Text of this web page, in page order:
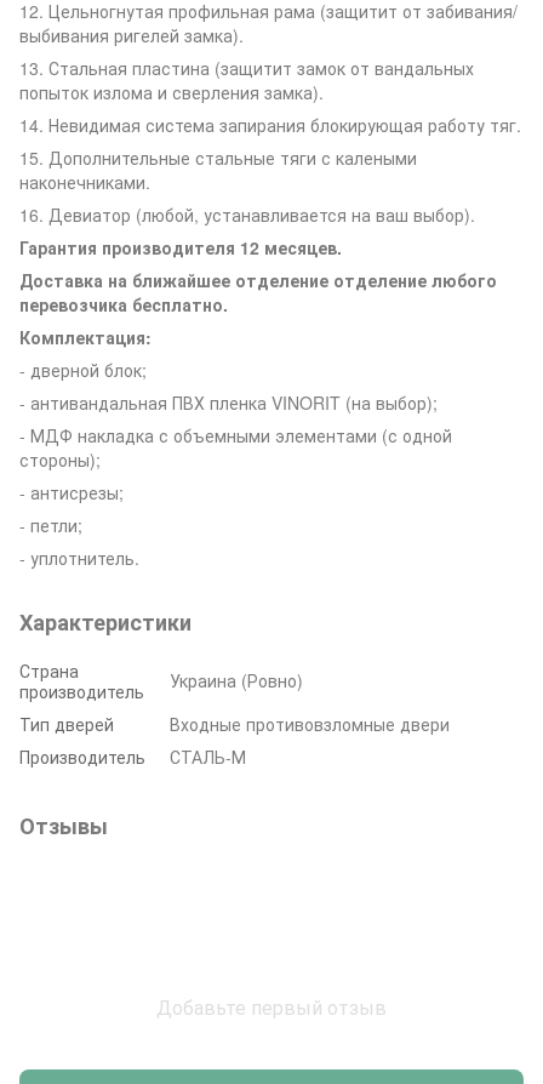
12. Цельногнутая профильная рама (защитит от забивания/
выбивания ригелей замка).
13. Стальная пластина (защитит замок от вандальных
попыток излома и сверления замка).
14. Невидимая система запирания блокирующая работу тяг.
15. Дополнительные стальные тяги с калеными
наконечниками.
16. Девиатор (любой, устанавливается на ваш выбор).
Гарантия производителя 12 месяцев.
Доставка на ближайшее отделение отделение любого
перевозчика бесплатно.
Комплектация:
- дверной блок;
- антивандальная ПВХ пленка VINORIT (на выбор);
- МДФ накладка с объемными элементами (с одной
стороны);
- антисрезы;
- петли;
- уплотнитель.
Характеристики
Страна
производитель
Украина (Ровно)
Тип дверей
Входные противовзломные двери
Производитель
СТАЛЬ-М
Отзывы
Добавьте первый отзыв